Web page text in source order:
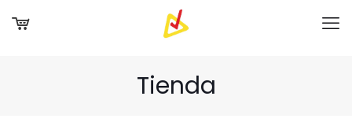
Tienda